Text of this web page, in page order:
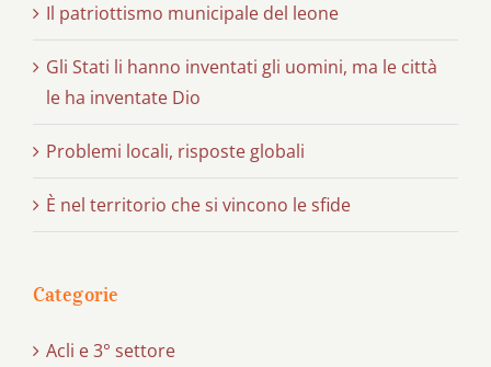
Il patriottismo municipale del leone
Gli Stati li hanno inventati gli uomini, ma le città
le ha inventate Dio
Problemi locali, risposte globali
È nel territorio che si vincono le sfide
Categorie
Acli e 3° settore